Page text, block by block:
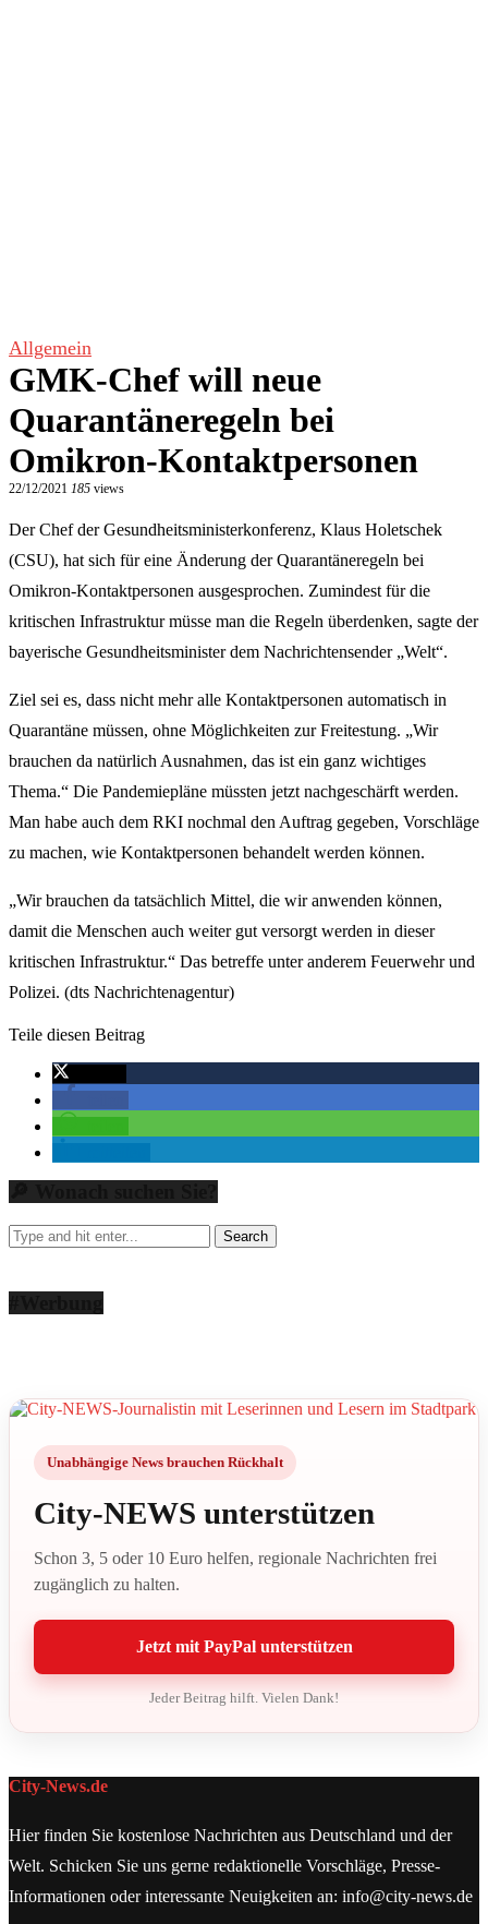
Allgemein
GMK-Chef will neue
Quarantäneregeln bei
Omikron-Kontaktpersonen
22/12/2021 185 views
Der Chef der Gesundheitsministerkonferenz, Klaus Holetschek
(CSU), hat sich für eine Änderung der Quarantäneregeln bei
Omikron-Kontaktpersonen ausgesprochen. Zumindest für die
kritischen Infrastruktur müsse man die Regeln überdenken, sagte der
bayerische Gesundheitsminister dem Nachrichtensender „Welt“.
Ziel sei es, dass nicht mehr alle Kontaktpersonen automatisch in
Quarantäne müssen, ohne Möglichkeiten zur Freitestung. „Wir
brauchen da natürlich Ausnahmen, das ist ein ganz wichtiges
Thema.“ Die Pandemiepläne müssten jetzt nachgeschärft werden.
Man habe auch dem RKI nochmal den Auftrag gegeben, Vorschläge
zu machen, wie Kontaktpersonen behandelt werden können.
„Wir brauchen da tatsächlich Mittel, die wir anwenden können,
damit die Menschen auch weiter gut versorgt werden in dieser
kritischen Infrastruktur.“ Das betreffe unter anderem Feuerwehr und
Polizei. (dts Nachrichtenagentur)
Teile diesen Beitrag
Unabhängige News brauchen Rückhalt
City-NEWS unterstützen
Schon 3, 5 oder 10 Euro helfen, regionale Nachrichten frei
zugänglich zu halten.
Jetzt mit PayPal unterstützen
Jeder Beitrag hilft. Vielen Dank!
City-News.de
Hier finden Sie kostenlose Nachrichten aus Deutschland und der
Welt. Schicken Sie uns gerne redaktionelle Vorschläge, Presse-
Informationen oder interessante Neuigkeiten an: info@city-news.de